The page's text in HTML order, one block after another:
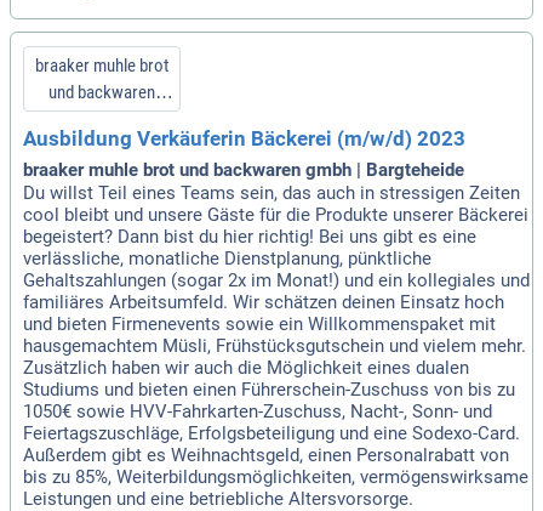
braaker muhle brot
und backwaren
gmbh
Ausbildung Verkäuferin Bäckerei (m/w/d) 2023
braaker muhle brot und backwaren gmbh | Bargteheide
Du willst Teil eines Teams sein, das auch in stressigen Zeiten
cool bleibt und unsere Gäste für die Produkte unserer Bäckerei
begeistert? Dann bist du hier richtig! Bei uns gibt es eine
verlässliche, monatliche Dienstplanung, pünktliche
Gehaltszahlungen (sogar 2x im Monat!) und ein kollegiales und
familiäres Arbeitsumfeld. Wir schätzen deinen Einsatz hoch
und bieten Firmenevents sowie ein Willkommenspaket mit
hausgemachtem Müsli, Frühstücksgutschein und vielem mehr.
Zusätzlich haben wir auch die Möglichkeit eines dualen
Studiums und bieten einen Führerschein-Zuschuss von bis zu
1050€ sowie HVV-Fahrkarten-Zuschuss, Nacht-, Sonn- und
Feiertagszuschläge, Erfolgsbeteiligung und eine Sodexo-Card.
Außerdem gibt es Weihnachtsgeld, einen Personalrabatt von
bis zu 85%, Weiterbildungsmöglichkeiten, vermögenswirksame
Leistungen und eine betriebliche Altersvorsorge.